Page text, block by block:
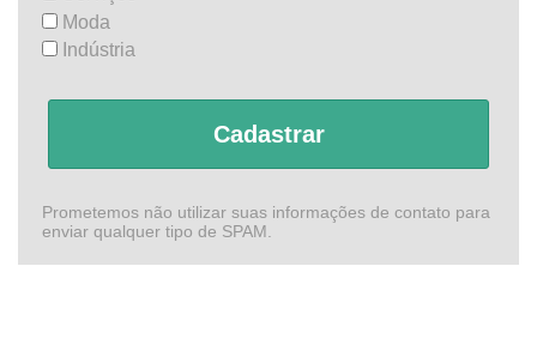
Moda
Indústria
Cadastrar
Prometemos não utilizar suas informações de contato para
enviar qualquer tipo de SPAM.